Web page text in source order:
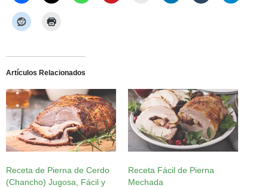
Artículos Relacionados
Receta de Pierna de Cerdo
(Chancho) Jugosa, Fácil y
Receta Fácil de Pierna
Mechada